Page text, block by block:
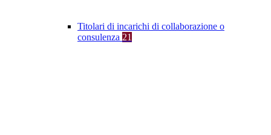
Titolari di incarichi di collaborazione o
consulenza 21